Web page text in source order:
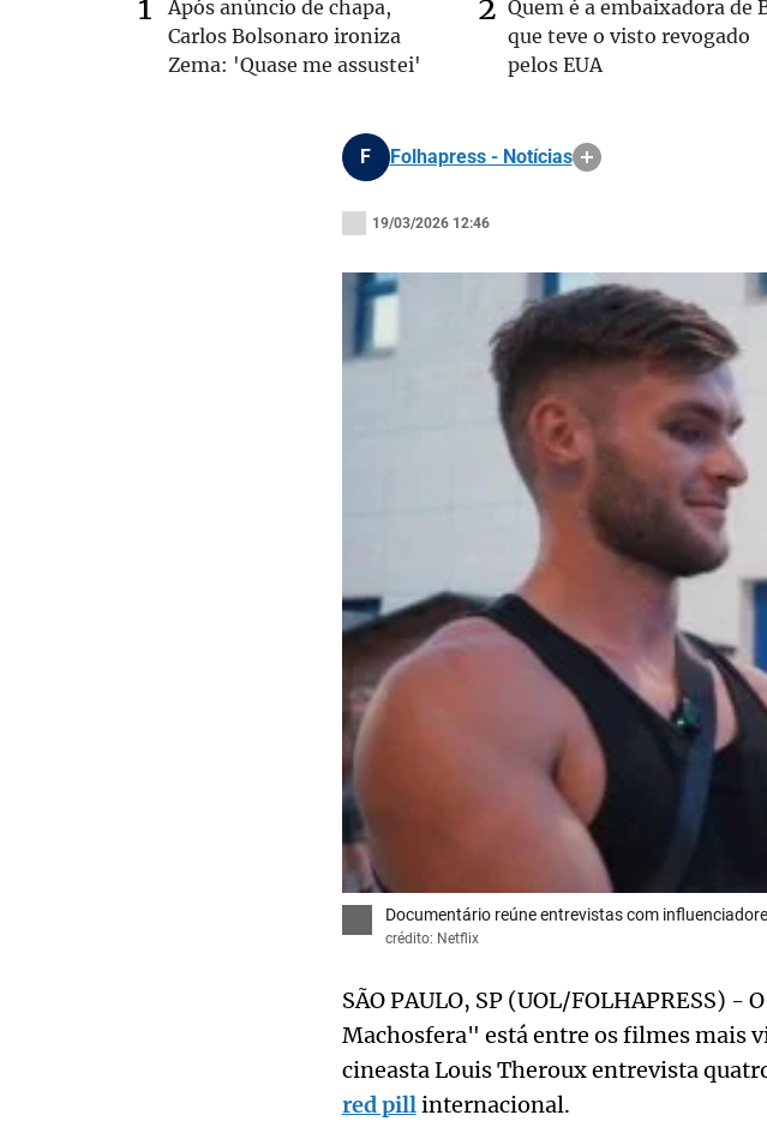
Após anúncio de chapa,
Carlos Bolsonaro ironiza
Zema: 'Quase me assustei'
Quem é a embaixadora de
que teve o visto revogado
pelos EUA
F Folhapress - Notícias
19/03/2026 12:46
Documentário reúne entrevistas com
crédito: Netflix
SÃO PAULO, SP (UOL/FOLHAPRESS)
Machosfera" está entre os filmes mais
cineasta Louis Theroux entrevista
red pillinternacional.